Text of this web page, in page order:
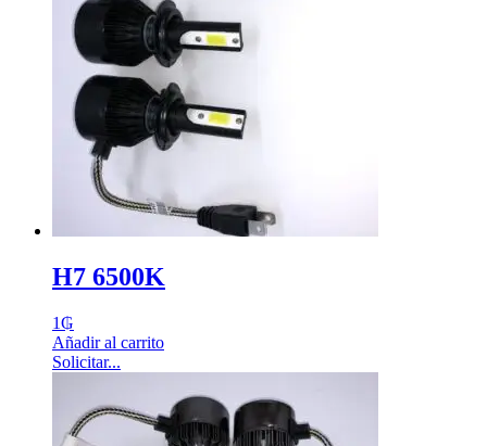
H7 6500K
1₲
Añadir al carrito
Solicitar...